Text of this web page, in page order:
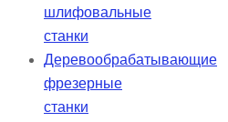
шлифовальные
станки
Деревообрабатывающие
фрезерные
станки